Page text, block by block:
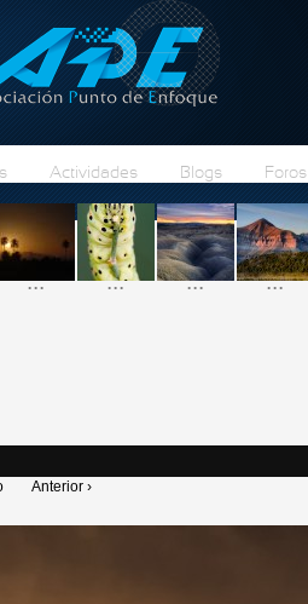
al contenido principal
Actividades Blogs Foros
... ... ... ...
Anterior ›